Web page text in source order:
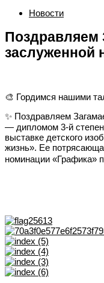
Новости
Поздравляем
заслуженной
🎨 Гордимся нашими
✨ Поздравляем
— дипломом 3-й
выставке детского
жизнь». Ее
номинации «Графика»